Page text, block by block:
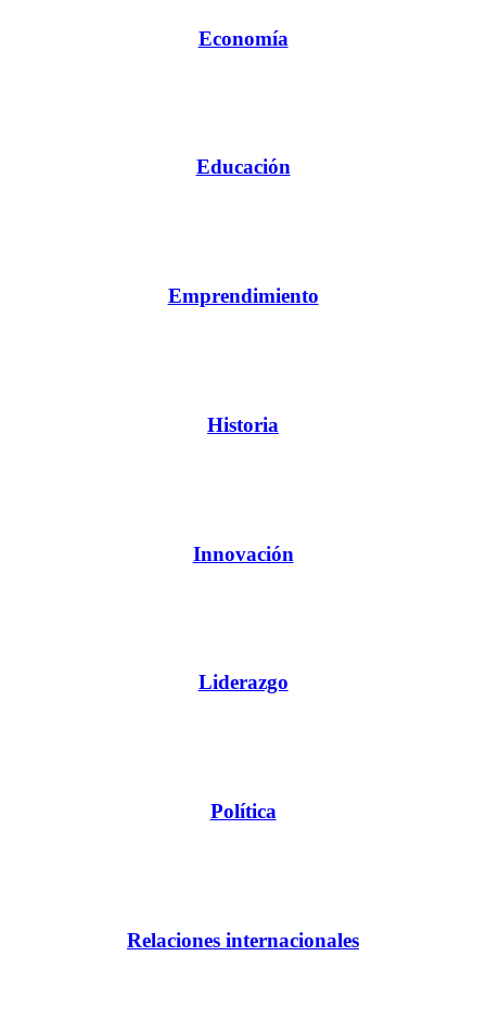
Economía
Educación
Emprendimiento
Historia
Innovación
Liderazgo
Política
Relaciones internacionales